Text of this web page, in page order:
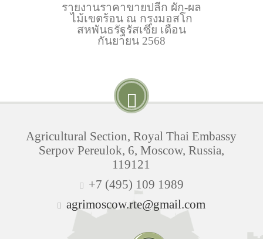
รายงานราคาขายปลีก ผัก-ผล
ไม้เขตร้อน ณ กรุงมอสโก
สหพันธรัฐรัสเซีย เดือน
กันยายน 2568
Agricultural Section, Royal Thai Embassy
Serpov Pereulok, 6, Moscow, Russia,
119121
+7 (495) 109 1989
agrimoscow.rte@gmail.com